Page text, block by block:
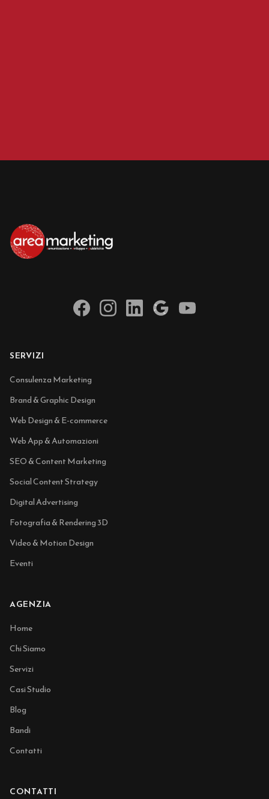
SERVIZI
Consulenza Marketing
Brand & Graphic Design
Web Design & E-commerce
Web App & Automazioni
SEO & Content Marketing
Social Content Strategy
Digital Advertising
Fotografia & Rendering 3D
Video & Motion Design
Eventi
AGENZIA
Home
Chi Siamo
Servizi
Casi Studio
Blog
Bandi
Contatti
CONTATTI